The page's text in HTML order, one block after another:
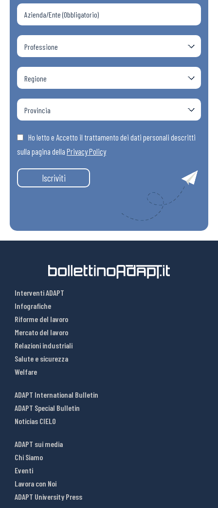
Ho letto e Accetto il trattamento dei dati personali descritti
sulla pagina della Privacy Policy
Iscriviti
Interventi ADAPT
Infografiche
Riforme del lavoro
Mercato del lavoro
Relazioni industriali
Salute e sicurezza
Welfare
ADAPT International Bulletin
ADAPT Special Bulletin
Noticias CIELO
ADAPT sui media
Chi Siamo
Eventi
Lavora con Noi
ADAPT University Press